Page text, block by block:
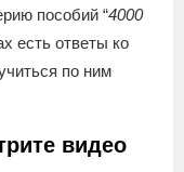
пособий “4000
есть ответы ко
по ним
видео